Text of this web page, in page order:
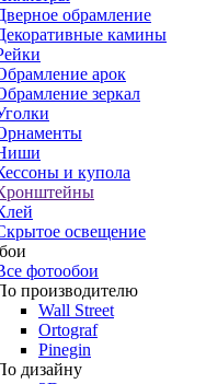
обрамление
камины
арок
зеркал
и купола
освещение
фотообои
производителю
Wall Street
Ortograf
Pinegin
дизайну